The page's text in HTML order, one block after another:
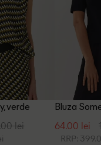
verde
lei
Bluza
64.00 lei
RRP: